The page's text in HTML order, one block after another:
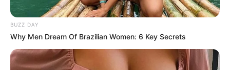
BUZZ DAY
Why Men Dream Of Brazilian Women: 6 Key Secrets